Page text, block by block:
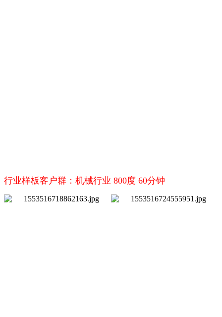
行业样板客户群：机械行业 800度 60分钟